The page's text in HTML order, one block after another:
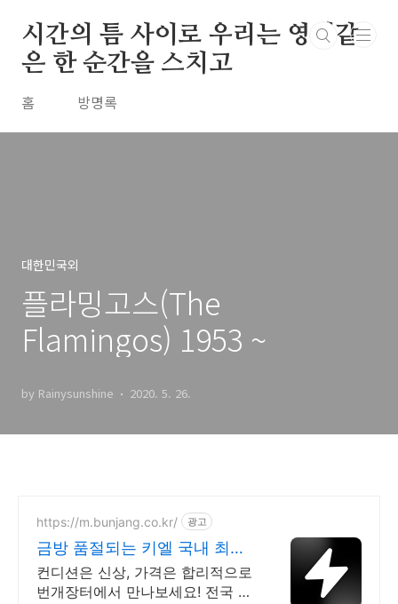
시간의 틈 사이로 우리는 영원같
은 한 순간을 스치고
홈 방명록
대한민국외
플라밍고스(The
Flamingos) 1953 ~
by Rainysunshine 2020. 5. 26.
https://m.bunjang.co.kr/ 광고
금방 품절되는 키엘 국내 최대
브랜드 중고거래
컨디션은 신상, 가격은 합리적으로
번개장터에서 만나보세요! 전국 각